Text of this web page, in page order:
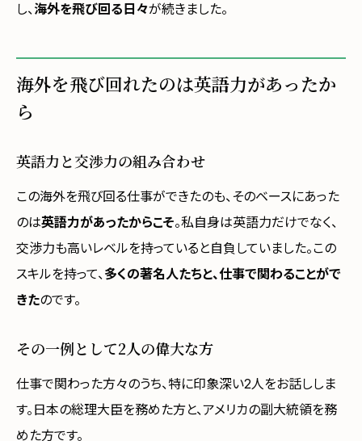
し、海外を飛び回る日々が続きました。
海外を飛び回れたのは英語力があったか
ら
英語力と交渉力の組み合わせ
この海外を飛び回る仕事ができたのも、そのベースにあった
のは英語力があったからこそ。私自身は英語力だけでなく、
交渉力も高いレベルを持っていると自負していました。この
スキルを持って、多くの著名人たちと、仕事で関わることがで
きたのです。
その一例として2人の偉大な方
仕事で関わった方々のうち、特に印象深い2人をお話ししま
す。日本の総理大臣を務めた方と、アメリカの副大統領を務
めた方です。